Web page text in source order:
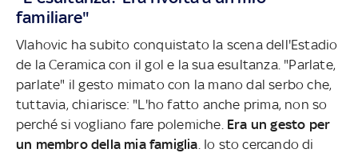
familiare"
Vlahovic ha subito conquistato la scena dell'Estadio
de la Ceramica con il gol e la sua esultanza. "Parlate,
parlate" il gesto mimato con la mano dal serbo che,
tuttavia, chiarisce: "L'ho fatto anche prima, non so
perché si vogliano fare polemiche. Era un gesto per
un membro della mia famiglia . Io sto cercando di